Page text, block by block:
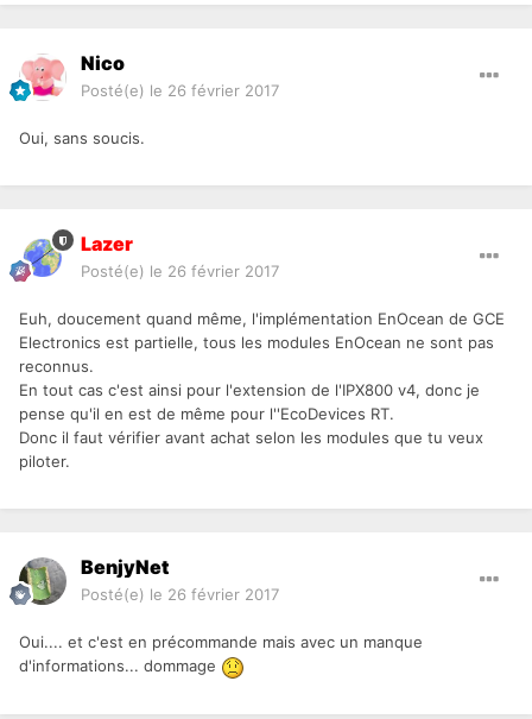
Nico
Posté(e) le 26 février 2017
Oui, sans soucis.
Lazer
Posté(e) le 26 février 2017
Euh, doucement quand même, l'implémentation EnOcean de GCE
Electronics est partielle, tous les modules EnOcean ne sont pas
reconnus.
En tout cas c'est ainsi pour l'extension de l'IPX800 v4, donc je
pense qu'il en est de même pour l''EcoDevices RT.
Donc il faut vérifier avant achat selon les modules que tu veux
piloter.
BenjyNet
Posté(e) le 26 février 2017
Oui.... et c'est en précommande mais avec un manque
d'informations... dommage